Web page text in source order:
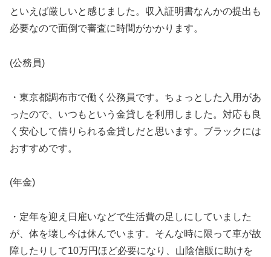
といえば厳しいと感じました。収入証明書なんかの提出も
必要なので面倒で審査に時間がかかります。
(公務員)
・東京都調布市で働く公務員です。ちょっとした入用があ
ったので、いつもという金貸しを利用しました。対応も良
く安心して借りられる金貸しだと思います。ブラックには
おすすめです。
(年金)
・定年を迎え日雇いなどで生活費の足しにしていました
が、体を壊し今は休んでいます。そんな時に限って車が故
障したりして10万円ほど必要になり、山陰信販に助けを